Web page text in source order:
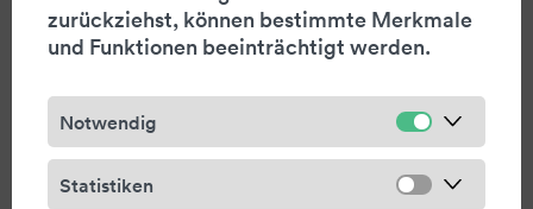
Designed.
Das heisst konkret:
Automatisieren Sie ESG-
und Finanzdaten.
zurückziehst, können bestimmte Merkmale
und Funktionen beeinträchtigt werden.
Notwendig
Statistiken